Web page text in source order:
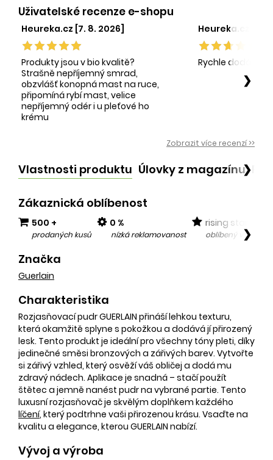
Uživatelské recenze e-shopu
Heureka.cz [7. 8. 2026]
Produkty jsou v bio kvalitě?
Strašně nepříjemný smrad,
obzvlášť konopná mast na ruce,
připomíná rybí mast, velice
nepříjemný odér i u pleťové ho
krému
Heureka.cz [1.
Rychle dodání
❯
Zobrazit více recenzí >>
Vlastnosti produktu Úlovky z magazínu❯
Zákaznická oblíbenost
500 +
prodaných kusů
0 %
nízká reklamovanost
rising star
oblíbený v❯
Značka
Guerlain
Charakteristika
Rozjasňovací pudr GUERLAIN přináší lehkou texturu,
která okamžitě splyne s pokožkou a dodává jí přirozený
lesk. Tento produkt je ideální pro všechny tóny pleti, díky
jedinečné směsi bronzových a zářivých barev. Vytvořte
si zářivý vzhled, který osvěží váš obličej a dodá mu
zdravý nádech. Aplikace je snadná – stačí použít
štětec a jemně nanést pudr na vybrané partie. Tento
luxusní rozjasňovač je skvělým doplňkem každého
líčení, který podtrhne vaši přirozenou krásu. Vsaďte na
kvalitu a elegance, kterou GUERLAIN nabízí.
Vývoj a výroba